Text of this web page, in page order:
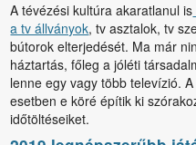
A tévézési kultúra akaratlanul is
a tv állványok, tv asztalok, tv
bútorok elterjedését. Ma már
háztartás, főleg a jóléti
lenne egy vagy több televízió.
esetben e köré építik ki
időtöltéseiket.